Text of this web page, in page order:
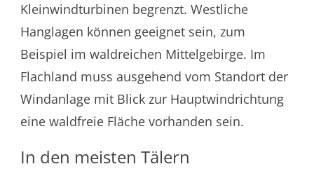
Kleinwindturbinen begrenzt. Westliche
Hanglagen können geeignet sein, zum
Beispiel im waldreichen Mittelgebirge. Im
Flachland muss ausgehend vom Standort der
Windanlage mit Blick zur Hauptwindrichtung
eine waldfreie Fläche vorhanden sein.
In den meisten Tälern